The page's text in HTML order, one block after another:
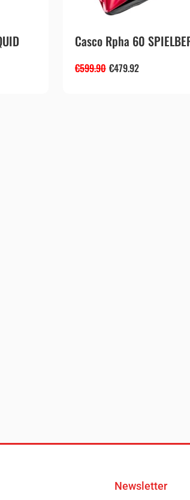
Casco Rpha 60
€599.90 €479.92
Newsletter